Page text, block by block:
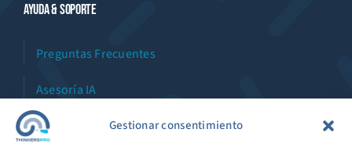
Gestionar consentimiento
Ayuda & Soporte
Preguntas Frecuentes
Asesoría IA
Asistente Virtual